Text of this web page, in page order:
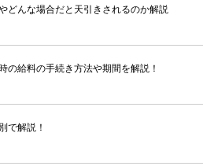
どんな場合だと天引きされるのか解説
の給料の手続き方法や期間を解説！
で解説！